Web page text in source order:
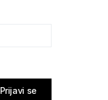
Prijavi se